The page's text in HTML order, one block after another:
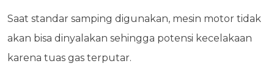
Saat standar samping digunakan, mesin motor tidak
akan bisa dinyalakan sehingga potensi kecelakaan
karena tuas gas terputar.